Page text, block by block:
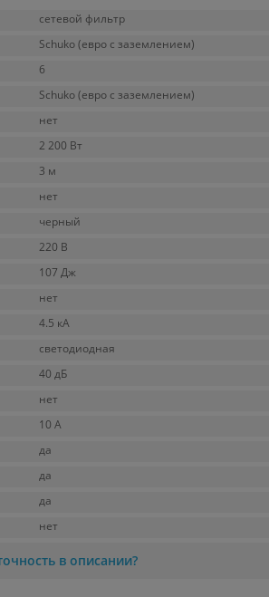
сетевой фильтр
Schuko (евро с заземлением)
6
Schuko (евро с заземлением)
нет
2 200 Вт
3 м
нет
черный
220 В
107 Дж
нет
4.5 кА
светодиодная
40 дБ
нет
10 А
да
да
да
нет
в описании?